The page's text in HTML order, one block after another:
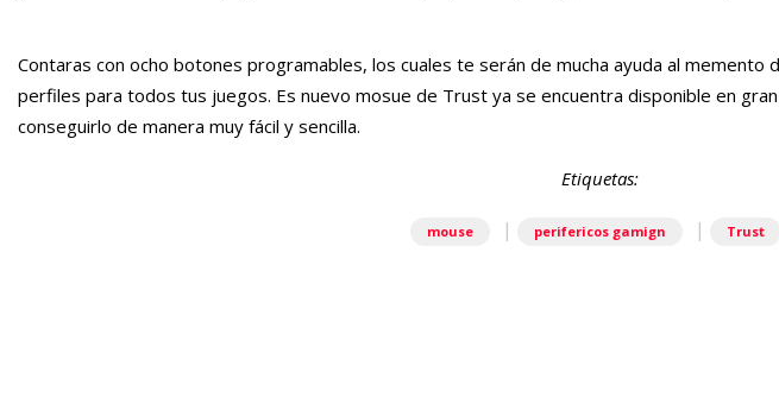
Contaras con ocho botones programables, los cuales te serán de mucha ayuda al memento
perfiles para todos tus juegos. Es nuevo mosue de Trust ya se encuentra disponible en
conseguirlo de manera muy fácil y sencilla.
Etiquetas:
mouse | perifericos gamign | Trust